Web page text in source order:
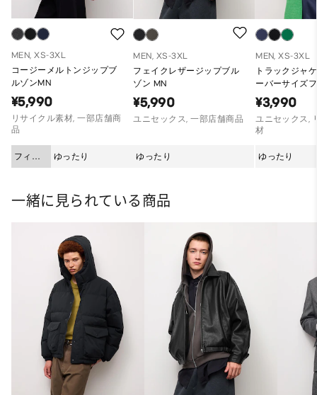
MEN, XS-3XL
コージーメルトンジップブ
ルゾンMN
¥5,990
リサイクル素材, 一部店舗商
品
フィッ
ト
ゆったり
MEN, XS-3XL
フェイクレザージップブル
ゾン MN
¥5,990
ユニセックス, 一部店舗商品
ゆったり
MEN, XS-3XL
トラックジャ
ーバーサイズ
¥3,990
ユニセックス,
材
ゆったり
一緒に見られている商品